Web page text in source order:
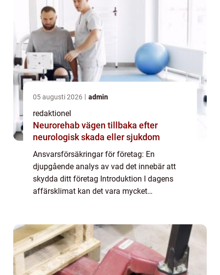
05 augusti 2026 admin
redaktionel
Neurorehab vägen tillbaka efter
neurologisk skada eller sjukdom
Ansvarsförsäkringar för företag: En
djupgående analys av vad det innebär att
skydda ditt företag Introduktion I dagens
affärsklimat kan det vara mycket
utformade för at...